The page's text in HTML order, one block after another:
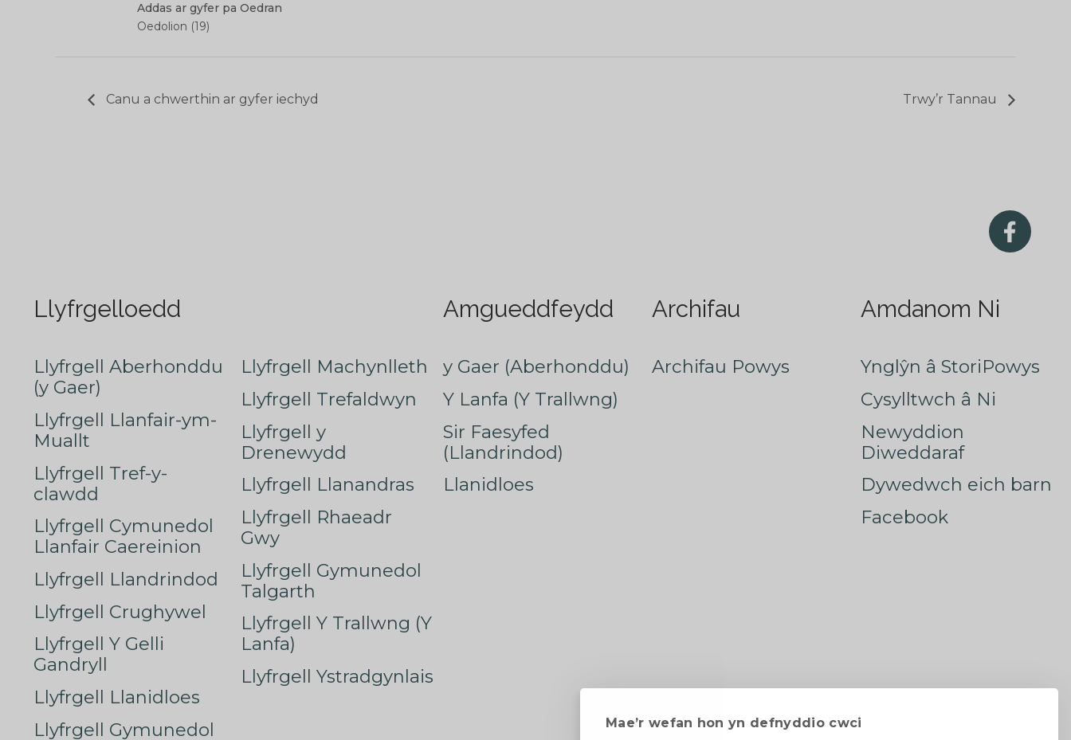
Mae’r wefan hon yn defnyddio cwci
Addas ar gyfer pa Oedran
Oedolion (19)
Canu a chwerthin ar gyfer iechyd Trwy’r Tannau
Llyfrgelloedd
Llyfrgell Aberhonddu
(y Gaer)
Llyfrgell Llanfair-ym-
Muallt
Llyfrgell Tref-y-
clawdd
Llyfrgell Cymunedol
Llanfair Caereinion
Llyfrgell Llandrindod
Llyfrgell Crughywel
Llyfrgell Y Gelli
Gandryll
Llyfrgell Llanidloes
Llyfrgell Gymunedol
Llyfrgell Machynlleth
Llyfrgell Trefaldwyn
Llyfrgell y
Drenewydd
Llyfrgell Llanandras
Llyfrgell Rhaeadr
Gwy
Llyfrgell Gymunedol
Talgarth
Llyfrgell Y Trallwng (Y
Lanfa)
Llyfrgell Ystradgynlais
Amgueddfeydd
y Gaer (Aberhonddu)
Y Lanfa (Y Trallwng)
Sir Faesyfed
(Llandrindod)
Llanidloes
Archifau
Archifau Powys
Amdanom Ni
Ynglŷn â StoriPowys
Cysylltwch â Ni
Newyddion
Diweddaraf
Dywedwch eich barn
Facebook